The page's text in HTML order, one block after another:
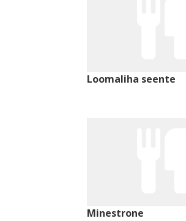
Loomaliha seente
Minestrone